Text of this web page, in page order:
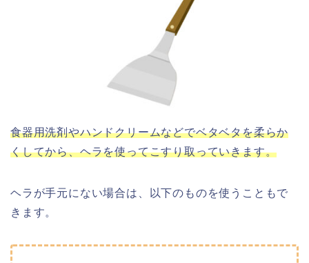
食器用洗剤やハンドクリームなどでベタベタを柔らか
くしてから、ヘラを使ってこすり取っていきます。
ヘラが手元にない場合は、以下のものを使うこともで
きます。